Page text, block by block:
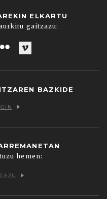
ELKARTU
gaitzazu:
BAZKIDE
hemen: